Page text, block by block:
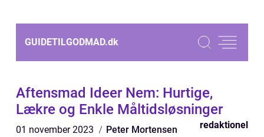
GUIDETILGODMAD.dk
Aftensmad Ideer Nem: Hurtige,
Lækre og Enkle Måltidsløsninger
01 november 2023 Peter Mortensen redaktionel